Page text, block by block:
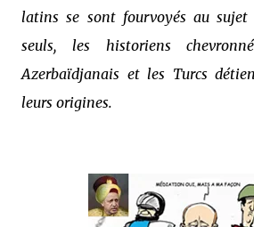
latins se sont fourvoyés au sujet
seuls, les historiens
Azerbaïdjanais et les Turcs
leurs origines.